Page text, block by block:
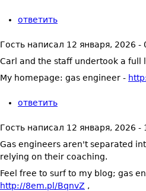
ответить
Гость написал 12 января, 2026 -
Carl and the staff undertook a full
My homepage: gas engineer -
ответить
Гость написал 12 января, 2026 -
Gas engineers aren't separated
relying on their coaching.
Feel free to surf to my blog; gas
http://8em.pl/BqnvZ ,